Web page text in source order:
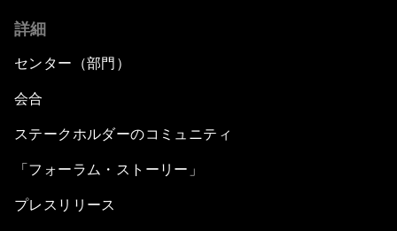
詳細
センター（部門）
会合
ステークホルダーのコミュニティ
「フォーラム・ストーリー」
プレスリリース